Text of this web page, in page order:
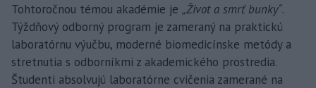
Tohtoročnou témou akadémie je „Život a smrť bunky“.
Týždňový odborný program je zameraný na praktickú
laboratórnu výučbu, moderné biomedicínske metódy a
stretnutia s odborníkmi z akademického prostredia.
Študenti absolvujú laboratórne cvičenia zamerané na